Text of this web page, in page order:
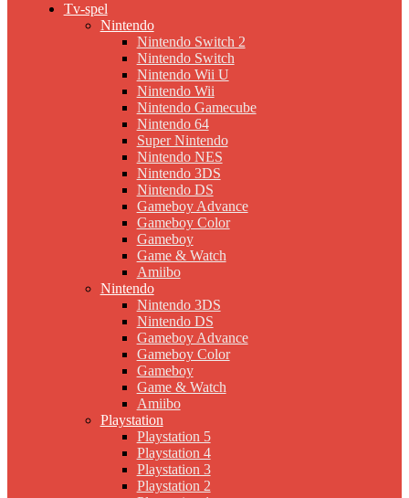
Tv-spel
Nintendo
Nintendo Switch 2
Nintendo Switch
Nintendo Wii U
Nintendo Wii
Nintendo Gamecube
Nintendo 64
Super Nintendo
Nintendo NES
Nintendo 3DS
Nintendo DS
Gameboy Advance
Gameboy Color
Gameboy
Game & Watch
Amiibo
Nintendo
Nintendo 3DS
Nintendo DS
Gameboy Advance
Gameboy Color
Gameboy
Game & Watch
Amiibo
Playstation
Playstation 5
Playstation 4
Playstation 3
Playstation 2